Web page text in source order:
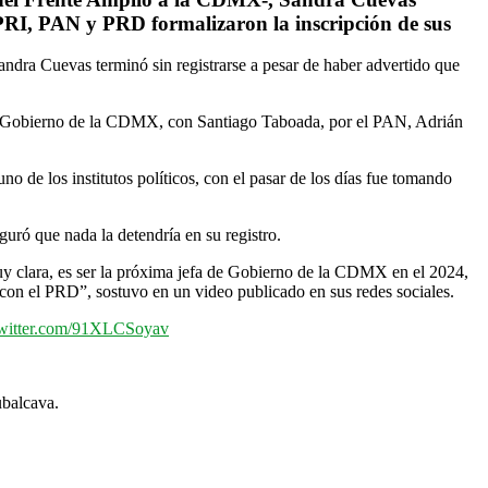
PAN y PRD formalizaron la inscripción de sus
Cuevas terminó sin registrarse a pesar de haber advertido que
de la CDMX, con Santiago Taboada, por el PAN, Adrián
de los institutos políticos, con el pasar de los días fue tomando
que nada la detendría en su registro.
clara, es ser la próxima jefa de Gobierno de la CDMX en el 2024,
el PRD”, sostuvo en un video publicado en sus redes sociales.
91XLCSoyav